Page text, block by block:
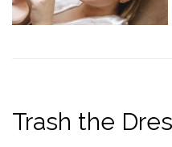
Trash the